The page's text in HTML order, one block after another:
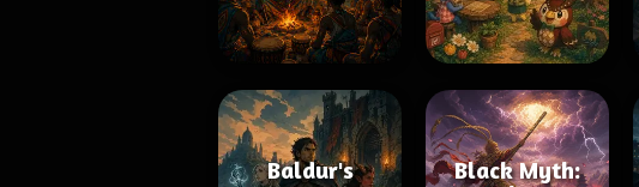
Baldur's
Black Myth: